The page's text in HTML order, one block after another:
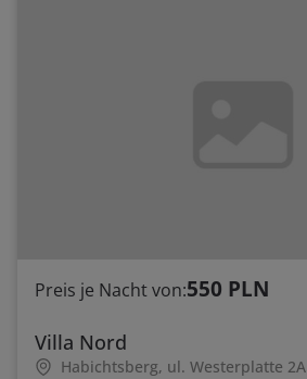
Preis je Nacht von:550 PLN
Villa Nord
Habichtsberg, ul. Westerplatte 2A